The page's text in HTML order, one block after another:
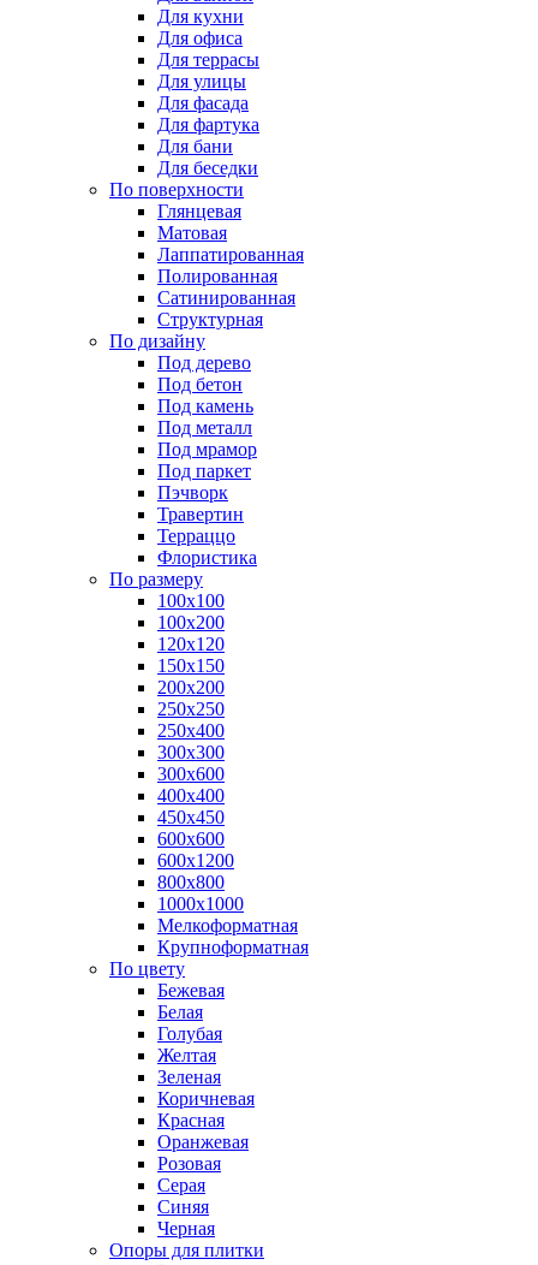
Для кухни
Для офиса
Для террасы
Для улицы
Для фасада
Для фартука
Для бани
Для беседки
По поверхности
Глянцевая
Матовая
Лаппатированная
Полированная
Сатинированная
Структурная
По дизайну
Под дерево
Под бетон
Под камень
Под металл
Под мрамор
Под паркет
Пэчворк
Травертин
Терраццо
Флористика
По размеру
100х100
100х200
120х120
150х150
200х200
250х250
250х400
300х300
300х600
400х400
450х450
600х600
600х1200
800х800
1000х1000
Мелкоформатная
Крупноформатная
По цвету
Бежевая
Белая
Голубая
Желтая
Зеленая
Коричневая
Красная
Оранжевая
Розовая
Серая
Синяя
Черная
Опоры для плитки